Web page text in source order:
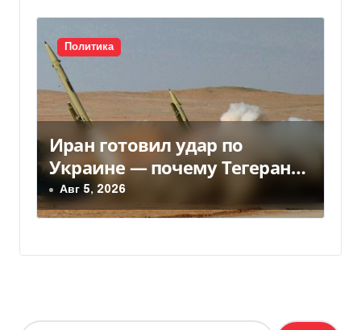
Политика
Иран готовил удар по
Украине — почему Тегеран
передумал
Авг 5, 2026